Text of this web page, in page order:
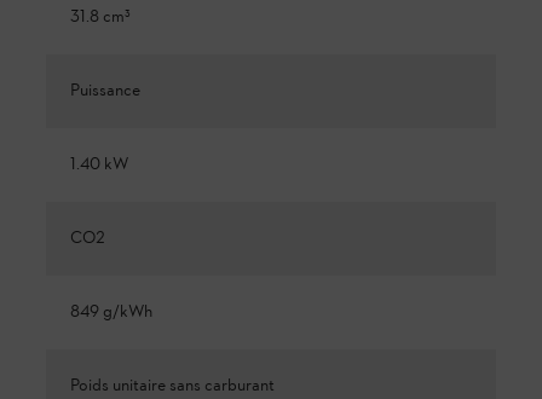
31.8 cm³
Puissance
1.40 kW
CO2
849 g/kWh
Poids unitaire sans carburant